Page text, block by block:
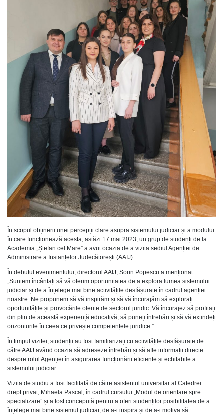
În scopul obținerii unei percepții clare asupra sistemului judiciar și a modului
în care funcționează acesta, astăzi 17 mai 2023, un grup de studenți de la
Academia „Ștefan cel Mare” a avut ocazia de a vizita sediul Agenției de
Administrare a Instanțelor Judecătorești (AAIJ).
În debutul evenimentului, directorul AAIJ, Sorin Popescu a menționat:
„Suntem încântați să vă oferim oportunitatea de a explora lumea sistemului
judiciar și de a înțelege mai bine activitățile desfășurate în cadrul agenției
noastre. Ne propunem să vă inspirăm și să vă încurajăm să explorați
oportunitățile și provocările oferite de sectorul juridic. Vă încurajez să profitați
din plin de această experiență educativă, să puneți întrebări și să vă extindeți
orizonturile în ceea ce privește competențele juridice.”
În timpul vizitei, studenții au fost familiarizați cu activitățile desfășurate de
către AAIJ având ocazia să adreseze întrebări și să afle informații directe
despre rolul Agenției în asigurarea funcționării eficiente și echitabile a
sistemului judiciar.
Vizita de studiu a fost facilitată de către asistentul universitar al Catedrei
drept privat, Mihaela Pascal, în cadrul cursului „Modul de orientare spre
specializare” și a fost concepută pentru a oferi studenților posibilitatea de a
înțelege mai bine sistemul judiciar, de a-i inspira și de a-i motiva să